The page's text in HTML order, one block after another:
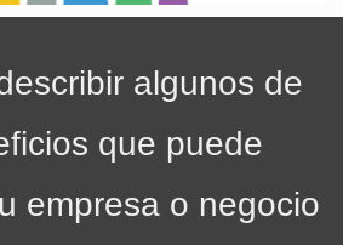
algunos de
que puede
empresa o negocio